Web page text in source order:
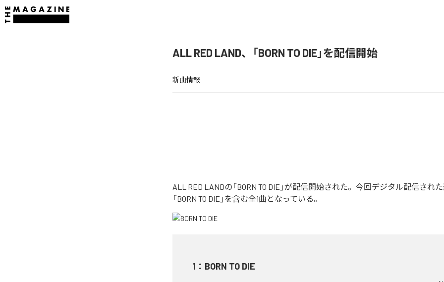
ALL RED LAND、「BORN TO DIE」を配信開始
新曲情報
ALL RED LANDの「BORN TO DIE」が配信開始された。今回デジタル配信され
「BORN TO DIE」を含む全1曲となっている。
1 ： BORN TO DIE